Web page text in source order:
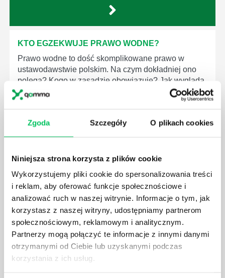
Zgoda Szczegóły O plikach cookies
Niniejsza strona korzysta z plików cookie
Wykorzystujemy pliki cookie do spersonalizowania treści
i reklam, aby oferować funkcje społecznościowe i
analizować ruch w naszej witrynie. Informacje o tym, jak
korzystasz z naszej witryny, udostępniamy partnerom
społecznościowym, reklamowym i analitycznym.
Partnerzy mogą połączyć te informacje z innymi danymi
otrzymanymi od Ciebie lub uzyskanymi podczas
korzystania z ich usług.
KTO EGZEKWUJE PRAWO WODNE?
Prawo wodne to dość skomplikowane prawo w
ustawodawstwie polskim. Na czym dokładniej ono
polega? Kogo w zasadzie obowiązuje? Jak wygląda
egzekwowanie prawa wodnego? Na te pytania
odpowiemy pokrótce poniżej.
GDZIE MOŻEMY ZAPOZNAĆ SIĘ Z
WYMAGANIAMI NORM JAKOŚCI WYROBÓW
MEDYCZNYCH?
W związku z ogromnym rozwojem dzisiejszego
społeczeństwa wprowadzane jest coraz więcej reguł,
które mają za zadanie poprawić poszczególne
dziedziny gospodarki. Dzięki nim wszystkie firmy
będą zobowiązane przestrzegać zasad, których
wprowadzenie dąży do ujednolicenia jakości